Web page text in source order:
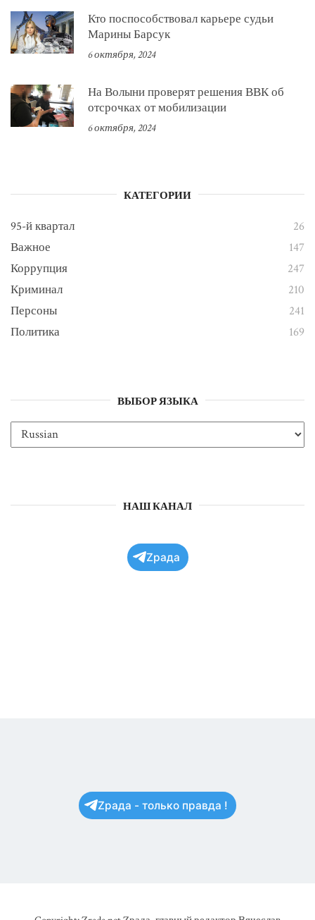
Кто поспособствовал карьере судьи
Марины Барсук
6 октября, 2024
На Волыни проверят решения ВВК об
отсрочках от мобилизации
6 октября, 2024
КАТЕГОРИИ
95-й квартал
26
Важное
147
Коррупция
247
Криминал
210
Персоны
241
Политика
169
ВЫБОР ЯЗЫКА
НАШ КАНАЛ
Zрада
Zрада - только правда !